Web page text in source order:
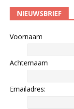
NIEUWSBRIEF
Voornaam
Achternaam
Emailadres: